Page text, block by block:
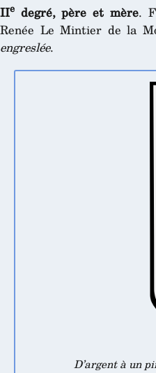
IIe degré, père et mère.
Renée Le Mintier de la
engreslée.
D’argent à un